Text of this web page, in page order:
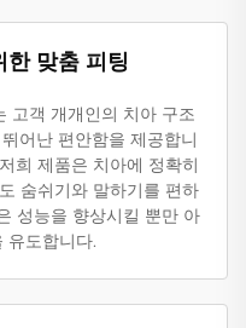
한 맞춤 피팅
고객 개개인의 치아 구조
어난 편안함을 제공합니
희 제품은 치아에 정확히
숨쉬기와 말하기를 편하
성능을 향상시킬 뿐만 아
유도합니다.